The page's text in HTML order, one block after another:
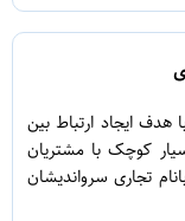
هدف ایجاد ارتباط بین
کوچک با مشتریان
تجاری سرواندیشان